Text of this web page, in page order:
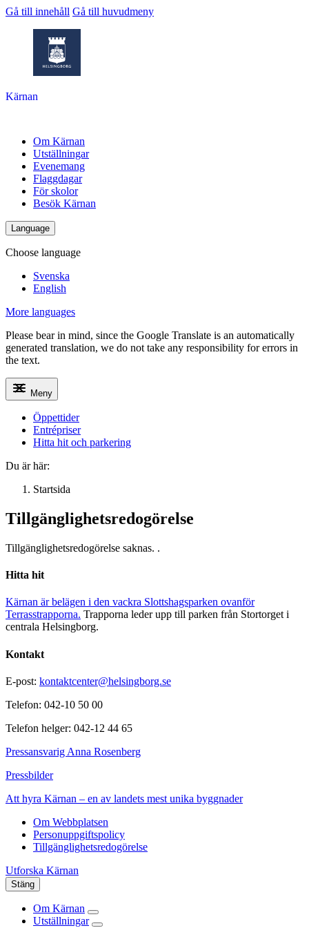
Gå till innehåll Gå till huvudmeny
Kärnan
Om Kärnan
Utställningar
Evenemang
Flaggdagar
För skolor
Besök Kärnan
Language
Choose language
Svenska
English
More languages
Please bear in mind, since the Google Translate is an automatically
generated translation, we do not take any responsibility for errors in
the text.
Meny
Öppettider
Entrépriser
Hitta hit och parkering
Du är här:
Startsida
Tillgänglighetsredogörelse
Tillgänglighetsredogörelse saknas. .
Hitta hit
Kärnan är belägen i den vackra Slottshagsparken ovanför
Terrasstrapporna. Trapporna leder upp till parken från Stortorget i
centrala Helsingborg.
Kontakt
E-post: kontaktcenter@helsingborg.se
Telefon: 042-10 50 00
Telefon helger: 042-12 44 65
Pressansvarig Anna Rosenberg
Pressbilder
Att hyra Kärnan – en av landets mest unika byggnader
Om Webbplatsen
Personuppgiftspolicy
Tillgänglighetsredogörelse
Utforska Kärnan
Stäng
Om Kärnan
Utställningar